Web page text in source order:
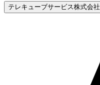
テレキューブサービス株式会社